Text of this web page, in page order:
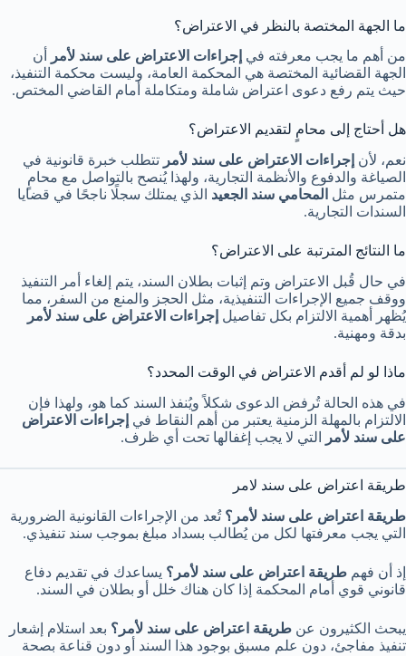
ما الجهة المختصة بالنظر في الاعتراض؟
من أهم ما يجب معرفته في إجراءات الاعتراض على سند لأمر
أن
الجهة القضائية المختصة هي المحكمة العامة، وليست محكمة التنفيذ،
حيث يتم رفع دعوى اعتراض شاملة ومتكاملة أمام القاضي المختص.
هل أحتاج إلى محامٍ لتقديم الاعتراض؟
نعم، لأن إجراءات الاعتراض على سند لأمر تتطلب خبرة قانونية في
الصياغة والدفوع والأنظمة التجارية، ولهذا يُنصح بالتواصل مع محامٍ
متمرس مثل المحامي سند الجعيد الذي يمتلك سجلًا ناجحًا في قضايا
السندات التجارية.
ما النتائج المترتبة على الاعتراض؟
في حال قُبل الاعتراض وتم إثبات بطلان السند، يتم إلغاء أمر التنفيذ
ووقف جميع الإجراءات التنفيذية، مثل الحجز والمنع من السفر، مما
يُظهر أهمية الالتزام بكل تفاصيل إجراءات الاعتراض على سند لأمر
بدقة ومهنية.
ماذا لو لم أقدم الاعتراض في الوقت المحدد؟
في هذه الحالة تُرفض الدعوى شكلاً ويُنفذ السند كما هو، ولهذا فإن
الالتزام بالمهلة الزمنية يعتبر من أهم النقاط في إجراءات الاعتراض
على سند لأمر
التي لا يجب إغفالها تحت أي ظرف.
طريقة اعتراض على سند لامر
طريقة اعتراض على سند لأمر؟ تُعد من الإجراءات القانونية الضرورية
التي يجب معرفتها لكل من يُطالب بسداد مبلغ بموجب سند تنفيذي.
إذ أن فهم طريقة اعتراض على سند لأمر؟ يساعدك في تقديم دفاع
قانوني قوي أمام المحكمة إذا كان هناك خلل أو بطلان في السند.
يبحث الكثيرون عن طريقة اعتراض على سند لأمر؟ بعد استلام إشعار
تنفيذ مفاجئ، دون علم مسبق بوجود هذا السند أو دون قناعة بصحة